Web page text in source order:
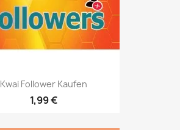
Kwai Follower Kaufen
1,99 €